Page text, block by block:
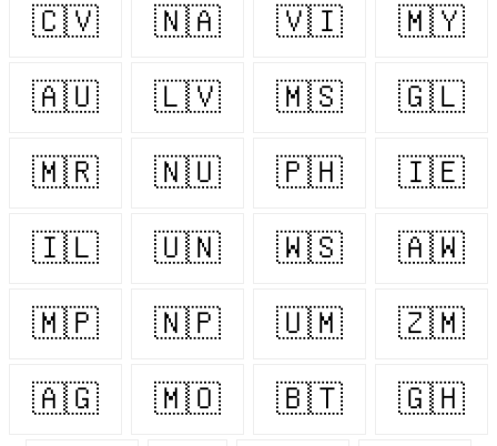
🇨🇻 🇳🇦 🇻🇮 🇲🇾
🇦🇺 🇱🇻 🇲🇸 🇬🇱
🇲🇷 🇳🇺 🇵🇭 🇮🇪
🇮🇱 🇺🇳 🇼🇸 🇦🇼
🇲🇵 🇳🇵 🇺🇲 🇿🇲
🇦🇬 🇲🇴 🇧🇹 🇬🇭